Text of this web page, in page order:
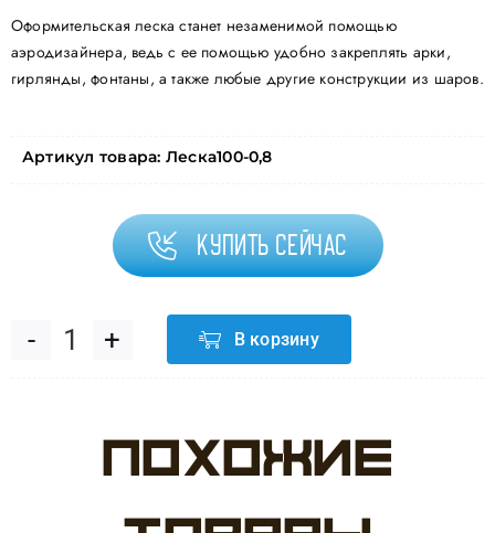
Оформительская леска станет незаменимой помощью
аэродизайнера, ведь с ее помощью удобно закреплять арки,
гирлянды, фонтаны, а также любые другие конструкции из шаров.
Артикул товара: Леска100-0,8
Купить сейчас
Количество
Леска
В корзину
Похожие